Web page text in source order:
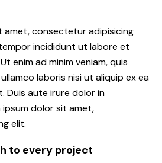
amet, consectetur adipisicing
incididunt ut labore et
enim ad minim veniam, quis
laboris nisi ut aliquip ex ea
Duis aute irure dolor in
dolor sit amet,
elit.
to every project